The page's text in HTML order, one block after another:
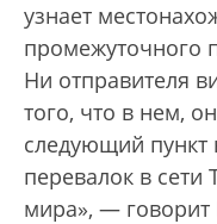
узнает
промежуточного
Ни отправителя
того, что в нем,
следующий пункт
перевалок в сети
мира», —